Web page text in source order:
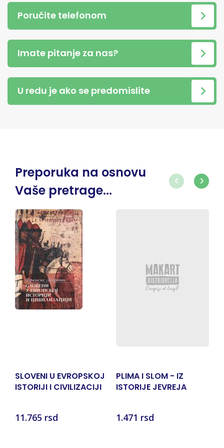
Poručite telefonom
Imate pitanje za nas?
U redu je ako se predomislite
Preporuka na osnovu
Vaše pretrage...
SLOVENI U EVROPSKOJ
ISTORIJI I CIVILIZACIJI
11.765 rsd
PLIMA I SLOM - IZ
ISTORIJE JEVREJA
1.471 rsd